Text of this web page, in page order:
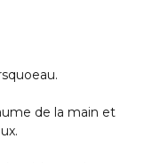
de la main et